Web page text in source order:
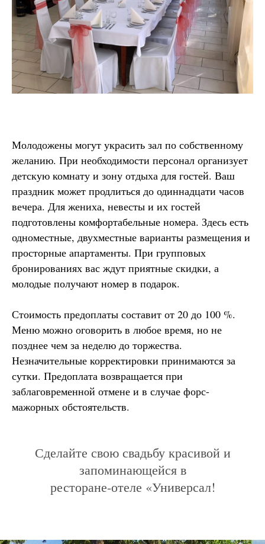
Молодожены могут украсить зал по собственному
желанию. При необходимости персонал организует
детскую комнату и зону отдыха для гостей. Ваш
праздник может продлиться до одиннадцати часов
вечера. Для жениха, невесты и их гостей
подготовлены комфортабельные номера. Здесь есть
одноместные, двухместные варианты размещения и
просторные апартаменты. При групповых
бронированиях вас ждут приятные скидки, а
молодые получают номер в подарок.
Стоимость предоплаты составит от 20 до 100 %.
Меню можно оговорить в любое время, но не
позднее чем за неделю до торжества.
Незначительные корректировки принимаются за
сутки. Предоплата возвращается при
заблаговременной отмене и в случае форс-
мажорных обстоятельств.
Сделайте свою свадьбу красивой и
запоминающейся в
ресторане-отеле «Универсал!